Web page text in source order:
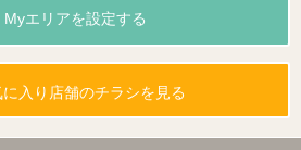
Myエリアを設定する
に入り店舗のチラシを見る